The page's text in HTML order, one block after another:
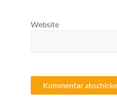
Website